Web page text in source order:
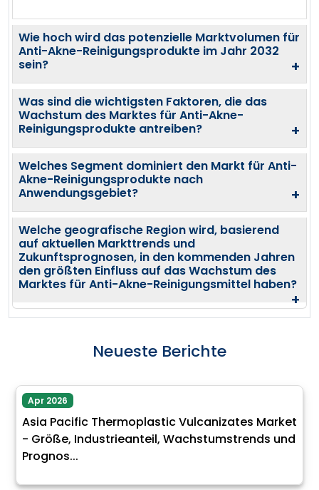
Wie hoch wird das potenzielle Marktvolumen für
Anti-Akne-Reinigungsprodukte im Jahr 2032
sein?
+
Was sind die wichtigsten Faktoren, die das
Wachstum des Marktes für Anti-Akne-
Reinigungsprodukte antreiben?
+
Welches Segment dominiert den Markt für Anti-
Akne-Reinigungsprodukte nach
Anwendungsgebiet?
+
Welche geografische Region wird, basierend
auf aktuellen Markttrends und
Zukunftsprognosen, in den kommenden Jahren
den größten Einfluss auf das Wachstum des
Marktes für Anti-Akne-Reinigungsmittel haben?
+
Neueste Berichte
Apr 2026
Asia Pacific Thermoplastic Vulcanizates Market
- Größe, Industrieanteil, Wachstumstrends und
Prognos...